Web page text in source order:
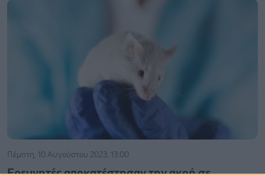
Πέμπτη, 10 Αυγούστου 2023, 13:00